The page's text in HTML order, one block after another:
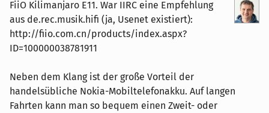
FiiO Kilimanjaro E11. War IIRC eine Empfehlung
aus de.rec.musik.hifi (ja, Usenet existiert):
http://fiio.com.cn/products/index.aspx?
ID=100000038781911
Neben dem Klang ist der große Vorteil der
handelsübliche Nokia-Mobiltelefonakku. Auf langen
Fahrten kann man so bequem einen Zweit- oder